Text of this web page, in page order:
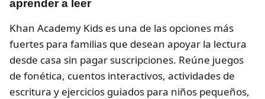
aprender a leer
Khan Academy Kids es una de las opciones más
fuertes para familias que desean apoyar la lectura
desde casa sin pagar suscripciones. Reúne juegos
de fonética, cuentos interactivos, actividades de
escritura y ejercicios guiados para niños pequeños,